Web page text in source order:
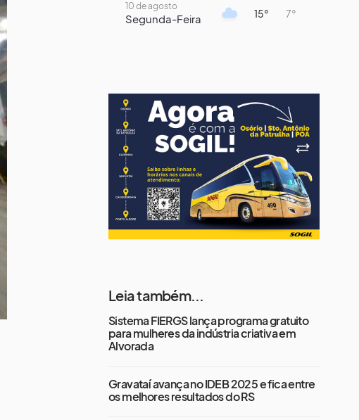
10 de agosto
Segunda-Feira 15° 7°
Quarta-Feira 14° 12°
13 de agosto
Quinta-Feira 18° 13°
14 de agosto
Sexta-Feira 17° 13°
Leia também...
Sistema FIERGS lança programa gratuito
para mulheres da indústria criativa em
Alvorada
Gravataí avança no IDEB 2025 e fica entre
os melhores resultados do RS